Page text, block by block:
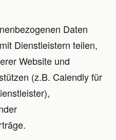
Daten
Dienstleistern teilen,
Website und
(z.B. Calendly für